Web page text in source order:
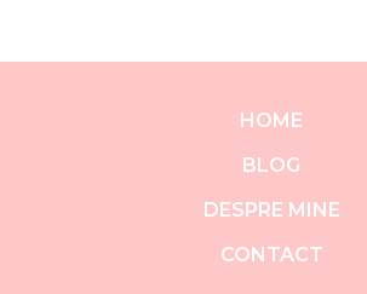
HOME
BLOG
DESPRE MINE
CONTACT